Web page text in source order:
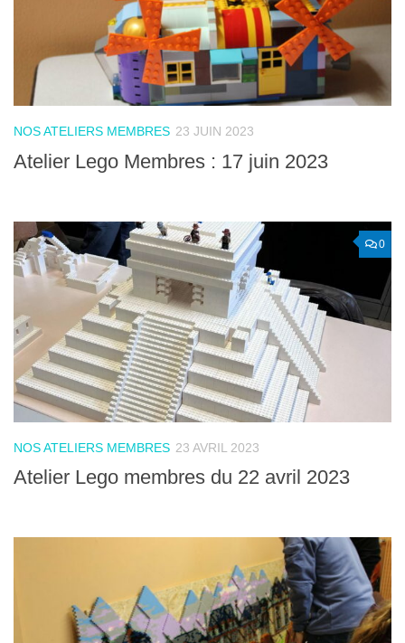
NOS ATELIERS MEMBRES 23 JUIN 2023
Atelier Lego Membres : 17 juin 2023
0
NOS ATELIERS MEMBRES 23 AVRIL 2023
Atelier Lego membres du 22 avril 2023